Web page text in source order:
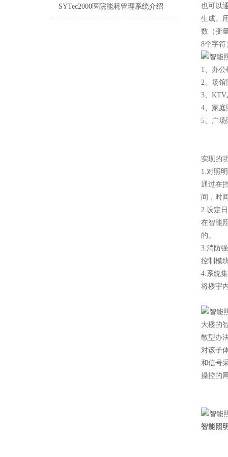
SYTec2000医院能耗管理系统介绍
也可以
生成。
数（变
8个字符
1、办
2、场馆
3、KTV
4、家庭
5、广场
实现的
1.对照
通过在
间，时
2.设定
在智能
的。
3.消防
控制模
4.系统
将楼宇
大楼的
散型办
对该子
和信号
操控的
智能照